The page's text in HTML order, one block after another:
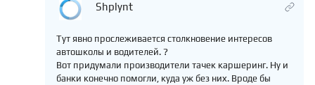
Shplynt
Тут явно прослеживается столкновение интересов
автошколы и водителей. ?
Вот придумали производители тачек каршеринг. Ну и
банки конечно помогли, куда уж без них. Вроде бы